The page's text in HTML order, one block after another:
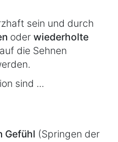
sein und durch
oder wiederholte
die Sehnen
sind ...
Gefühl (Springen der